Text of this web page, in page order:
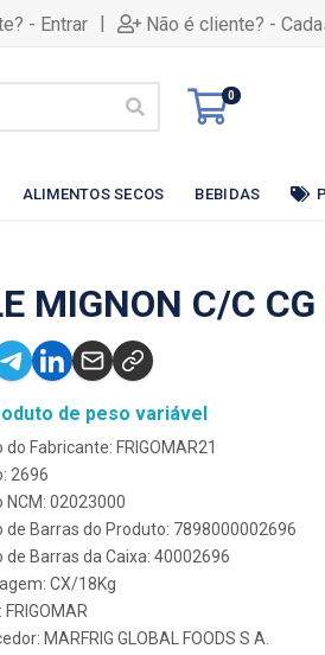
- Entrar | Não é cliente? -
0
ALIMENTOS SECOS BEBIDAS
MIGNON C/C
de peso variável
do Fabricante: FRIGOMAR21
2696
NCM: 02023000
de Barras do Produto: 7898000002696
de Barras da Caixa: 40002696
CX/18Kg
FRIGOMAR
MARFRIG GLOBAL FOODS S A.